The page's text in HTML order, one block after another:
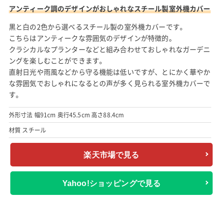
アンティーク調のデザインがおしゃれなスチール製室外機カバー
黒と白の2色から選べるスチール製の室外機カバーです。
こちらはアンティークな雰囲気のデザインが特徴的。
クラシカルなプランターなどと組み合わせておしゃれなガーデニ
ングを楽しむことができます。
直射日光や雨風などから守る機能は低いですが、とにかく華やか
な雰囲気でおしゃれになるとの声が多く見られる室外機カバーで
す。
外形寸法 幅91cm 奥行45.5cm 高さ88.4cm
材質 スチール
楽天市場で見る
Yahoo!ショッピングで見る